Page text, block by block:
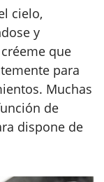
cielo,
y
que
para
Muchas
de
dispone de